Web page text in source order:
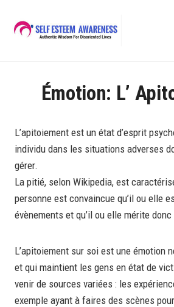
content
Émotion: L’
L’apitoiement est un état d’esprit
individu dans les situations adverses
gérer.
La pitié, selon Wikipedia, est
personne est convaincue qu’il ou elle
évènements et qu’il ou elle mérite
L’apitoiement sur soi est une émotion
et qui maintient les gens en état de
venir de sources variées : les
exemple ayant à faires des scènes